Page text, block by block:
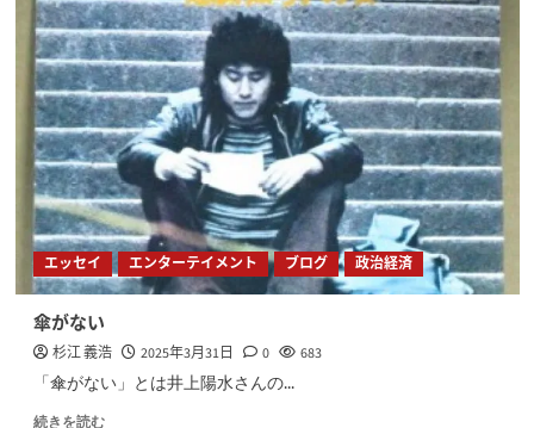
ュ
ー
エッセイ エンターテイメント ブログ 政治経済
傘がない
杉江 義浩 2025年3月31日 0 683
「傘がない」とは井上陽水さんの...
続きを読む